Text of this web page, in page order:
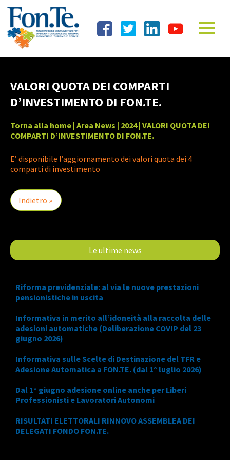
Le ultime news
Riforma previdenziale: al via le nuove prestazioni
pensionistiche in uscita
Informativa in merito all’idoneità alla raccolta delle
adesioni automatiche (Deliberazione COVIP del 23
giugno 2026)
Informativa sulle Scelte di Destinazione del TFR e
Adesione Automatica a FON.TE. (dal 1° luglio 2026)
Dal 1° giugno adesione online anche per Liberi
Professionisti e Lavoratori Autonomi
RISULTATI ELETTORALI RINNOVO ASSEMBLEA DEI
DELEGATI FONDO FON.TE.
VALORI QUOTA DEI COMPARTI
D’INVESTIMENTO DI FON.TE.
Torna alla home | Area News | 2024| VALORI QUOTA DEI
COMPARTI D’INVESTIMENTO DI FON.TE.
E’ disponibile l’aggiornamento dei valori quota dei 4
comparti di investimento
Indietro »